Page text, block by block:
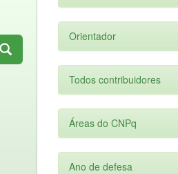
Orientador
Todos contribuidores
Áreas do CNPq
Ano de defesa